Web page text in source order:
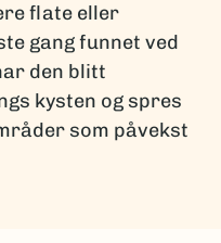
flate eller
gang funnet ved
den blitt
kysten og spres
som påvekst